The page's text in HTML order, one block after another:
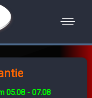
05.08 - 07.08